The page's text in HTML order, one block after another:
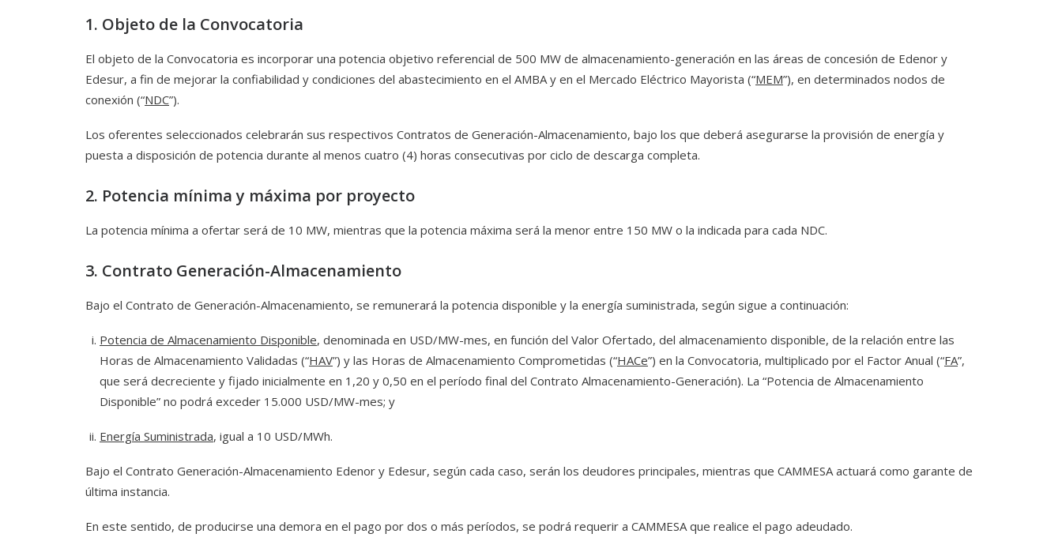
1. Objeto de la Convocatoria
El objeto de la Convocatoria es incorporar una potencia objetivo referencial de 500 MW de almacenamiento-generación en las áreas de concesión de Edenor y
Edesur, a fin de mejorar la confiabilidad y condiciones del abastecimiento en el AMBA y en el Mercado Eléctrico Mayorista (“MEM”), en determinados nodos de
conexión (“NDC”).
Los oferentes seleccionados celebrarán sus respectivos Contratos de Generación-Almacenamiento, bajo los que deberá asegurarse la provisión de energía y
puesta a disposición de potencia durante al menos cuatro (4) horas consecutivas por ciclo de descarga completa.
2. Potencia mínima y máxima por proyecto
La potencia mínima a ofertar será de 10 MW, mientras que la potencia máxima será la menor entre 150 MW o la indicada para cada NDC.
3. Contrato Generación-Almacenamiento
Bajo el Contrato de Generación-Almacenamiento, se remunerará la potencia disponible y la energía suministrada, según sigue a continuación:
Potencia de Almacenamiento Disponible, denominada en USD/MW-mes, en función del Valor Ofertado, del almacenamiento disponible, de la relación entre las
Horas de Almacenamiento Validadas (“HAV”) y las Horas de Almacenamiento Comprometidas (“HACe”) en la Convocatoria, multiplicado por el Factor Anual (“FA”,
que será decreciente y fijado inicialmente en 1,20 y 0,50 en el período final del Contrato Almacenamiento-Generación). La “Potencia de Almacenamiento
Disponible” no podrá exceder 15.000 USD/MW-mes; y
Energía Suministrada, igual a 10 USD/MWh.
Bajo el Contrato Generación-Almacenamiento Edenor y Edesur, según cada caso, serán los deudores principales, mientras que CAMMESA actuará como garante de
última instancia.
En este sentido, de producirse una demora en el pago por dos o más períodos, se podrá requerir a CAMMESA que realice el pago adeudado.